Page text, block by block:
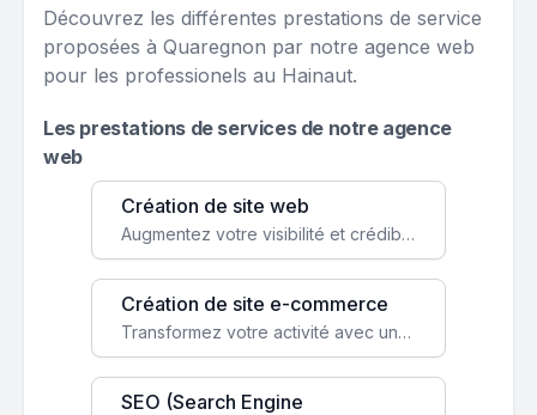
Découvrez les différentes prestations de service
proposées à Quaregnon par notre agence web
pour les professionels au Hainaut.
Les prestations de services de notre agence
web
Création de site web
Augmentez votre visibilité et crédibilité en ligne avec un site web performant, conçu pour attirer plus de clients.
Création de site e-commerce
Transformez votre activité avec une boutique en ligne, accessible à l'échelle mondiale 24/7.
SEO (Search Engine